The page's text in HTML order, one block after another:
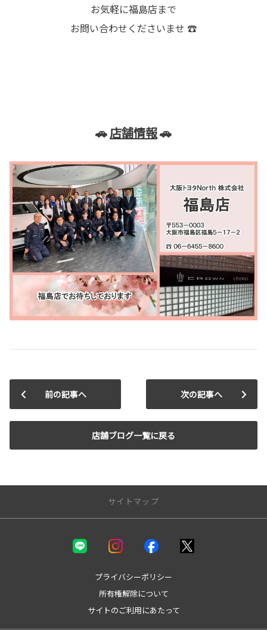
お気軽に福島店まで
お問い合わせくださいませ ☎
🚗店舗情報🚗
前の記事へ
店舗ブログ一覧に戻る
次の記事へ
サイトマップ
プライバシーポリシー
所有権解除について
サイトのご利用にあたって